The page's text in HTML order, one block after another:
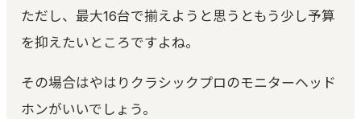
ただし、最大16台で揃えようと思うともう少し予算
を抑えたいところですよね。
その場合はやはりクラシックプロのモニターヘッド
ホンがいいでしょう。